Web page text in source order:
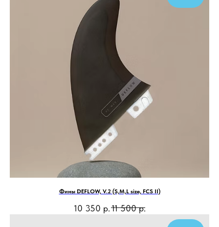
Фины DEFLOW, V.2 (S,M,L size, FCS II)
10 350 р.11 500 р.